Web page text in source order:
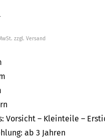
zzgl. Versand
Vorsicht – Kleinteile –
ab 3 Jahren